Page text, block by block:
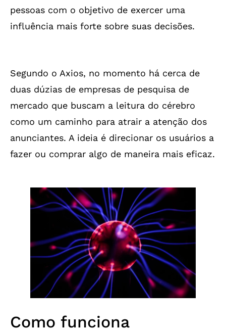
pessoas com o objetivo de exercer uma
influência mais forte sobre suas decisões.
Segundo o Axios, no momento há cerca de
duas dúzias de empresas de pesquisa de
mercado que buscam a leitura do cérebro
como um caminho para atrair a atenção dos
anunciantes. A ideia é direcionar os usuários a
fazer ou comprar algo de maneira mais eficaz.
Como funciona